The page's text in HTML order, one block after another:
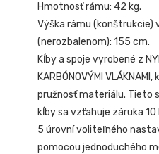
Hmotnosť rámu: 42 kg.
Výška rámu (konštrukcie)
(nerozbalenom): 155 cm.
Kĺby a spoje vyrobené z
KARBÓNOVÝMI
pružnosť materiálu. Tieto
kĺby sa vzťahuje záruka 10
5 úrovní voliteľného
pomocou jednoduchého